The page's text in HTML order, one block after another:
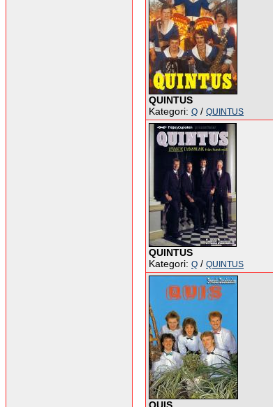
QUINTUS
Kategori: Q / QUINTUS
QUINTUS
Kategori: Q / QUINTUS